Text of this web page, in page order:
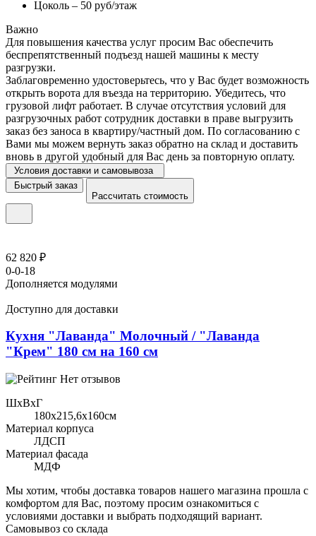
Цоколь – 50 руб/этаж
Важно
Для повышения качества услуг просим Вас обеспечить
беспрепятственный подъезд нашей машины к месту
разгрузки.
Заблаговременно удостоверьтесь, что у Вас будет возможность
открыть ворота для въезда на территорию. Убедитесь, что
грузовой лифт работает. В случае отсутствия условий для
разгрузочных работ сотрудник доставки в праве выгрузить
заказ без заноса в квартиру/частный дом. По согласованию с
Вами мы можем вернуть заказ обратно на склад и доставить
вновь в другой удобный для Вас день за повторную оплату.
Условия доставки и самовывоза
Быстрый заказ
Рассчитать стоимость
62 820 ₽
0-0-18
Дополняется модулями
Доступно для доставки
Кухня "Лаванда" Молочный / "Лаванда
"Крем" 180 см на 160 см
Нет отзывов
ШхВхГ
180x215,6х160см
Материал корпуса
ЛДСП
Материал фасада
МДФ
Мы хотим, чтобы доставка товаров нашего магазина прошла с
комфортом для Вас, поэтому просим ознакомиться с
условиями доставки и выбрать подходящий вариант.
Самовывоз со склада